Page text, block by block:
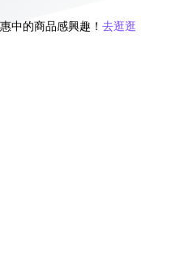
中的商品感興趣！ 去逛逛